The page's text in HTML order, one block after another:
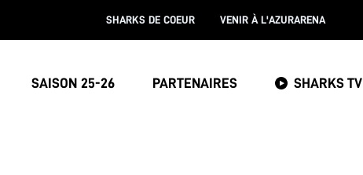
SHARKS DE COEUR VENIR À L'AZURARENA
SAISON 25-26 PARTENAIRES SHARKS TV